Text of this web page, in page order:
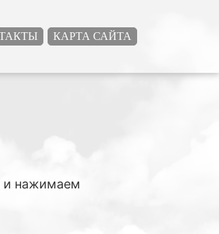
КАРТА САЙТА
и нажимаем